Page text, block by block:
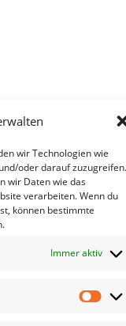
wir Technologien wie
oder darauf zuzugreifen.
wir Daten wie das
verarbeiten. Wenn du
können bestimmte
Immer aktiv